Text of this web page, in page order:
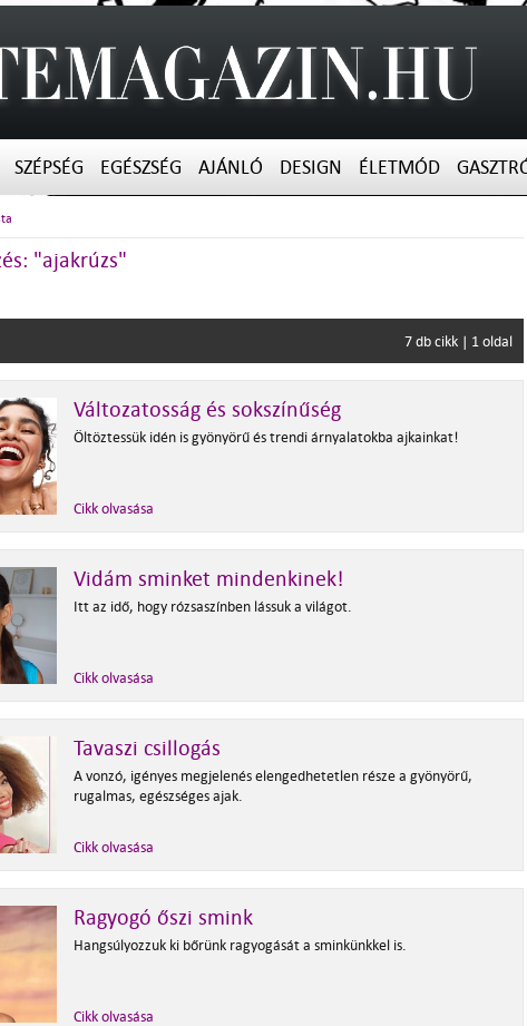
SZÉPSÉG EGÉSZSÉG AJÁNLÓ DESIGN ÉLETMÓD
"ajakrúzs"
7 db cikk | 1 oldal
Változatosság és sokszínűség
Öltöztessük idén is gyönyörű és trendi árnyalatokba ajkainkat!
Cikk olvasása
Vidám sminket mindenkinek!
Itt az idő, hogy rózsaszínben lássuk a világot.
Cikk olvasása
Tavaszi csillogás
A vonzó, igényes megjelenés elengedhetetlen része a gyönyörű,
rugalmas, egészséges ajak.
Cikk olvasása
Ragyogó őszi smink
Hangsúlyozzuk ki bőrünk ragyogását a sminkünkkel is.
Cikk olvasása